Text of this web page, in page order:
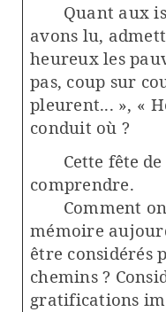
Quant aux
avons lu,
heureux les
pas, coup sur
pleurent... », «
conduit où ?
Cette fête
comprendre.
Comment
mémoire
être considérés
chemins ?
gratifications